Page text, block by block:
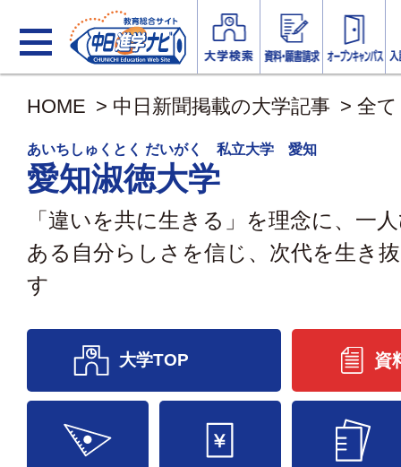
HOME > 中日新聞掲載の大学記事 > 全て
あいちしゅくとく だいがく 私立大学 愛知
愛知淑徳大学
「違いを共に生きる」を理念に、一
ある自分らしさを信じ、次代を生き
す
資
大学TOP